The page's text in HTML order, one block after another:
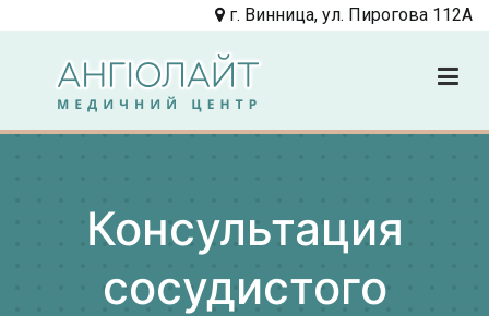
содержимому
г. Винница, ул. Пирогова 112А
Angiolight
Клиника
Консультация
сосудистого